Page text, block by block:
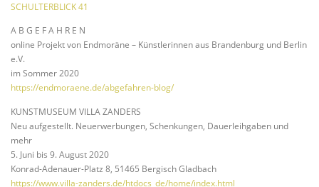
SCHULTERBLICK 41
A B G E F A H R E N
online Projekt von Endmoräne – Künstlerinnen aus Brandenburg und Berlin
e.V.
im Sommer 2020
https://endmoraene.de/abgefahren-blog/
KUNSTMUSEUM VILLA ZANDERS
Neu aufgestellt. Neuerwerbungen, Schenkungen, Dauerleihgaben und
mehr
5. Juni bis 9. August 2020
Konrad-Adenauer-Platz 8, 51465 Bergisch Gladbach
https://www.villa-zanders.de/htdocs_de/home/index.html